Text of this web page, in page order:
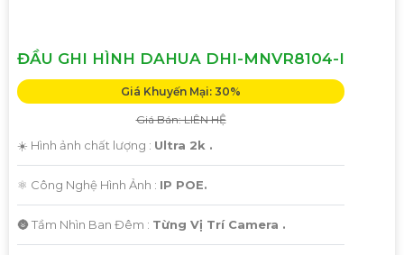
ĐẦU GHI HÌNH DAHUA DHI-MNVR8104-I
Giá Khuyến Mại: 30%
Giá Bán: LIÊN HỆ
☀️ Hình ảnh chất lượng : Ultra 2k .
⚛️ Công Nghệ Hình Ảnh : IP POE.
🌚 Tầm Nhìn Ban Đêm : Từng Vị Trí Camera .